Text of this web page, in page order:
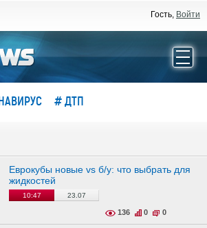
Гость, Войти
# ДТП
Еврокубы новые vs б/у: что выбрать для
жидкостей
10:47 23.07
136 0 0